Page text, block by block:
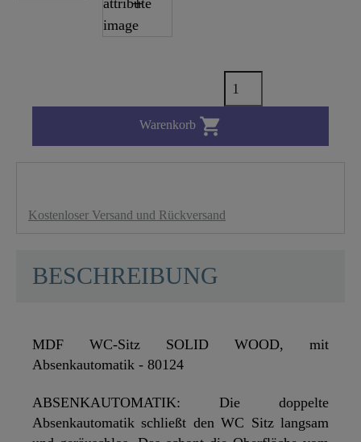
Warenkorb 
Kostenloser Versand und Rückversand
BESCHREIBUNG
MDF WC-Sitz SOLID WOOD, mit
Absenkautomatik - 80124
ABSENKAUTOMATIK: Die doppelte
Absenkautomatik schließt den WC Sitz langsam